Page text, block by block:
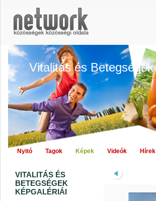
Vitalitás és Betegségek
Nyitó Tagok Képek Videók Hírek
VITALITÁS ÉS
BETEGSÉGEK
KÉPGALÉRIÁI